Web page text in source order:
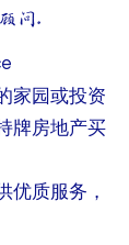
问。
家园或投资
牌房地产买
优质服务，